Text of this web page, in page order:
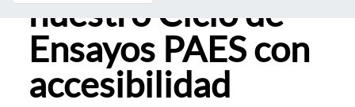
Nuestros Programas
Investigación
Recursos
nuestro Ciclo de
Ensayos PAES con
accesibilidad